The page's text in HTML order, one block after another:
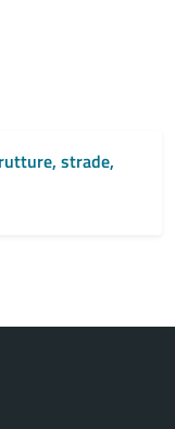
strade,